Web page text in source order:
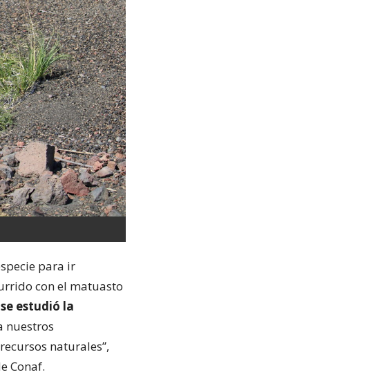
para ir
con el matuasto
se estudió la
nuestros
naturales”,
Conaf.